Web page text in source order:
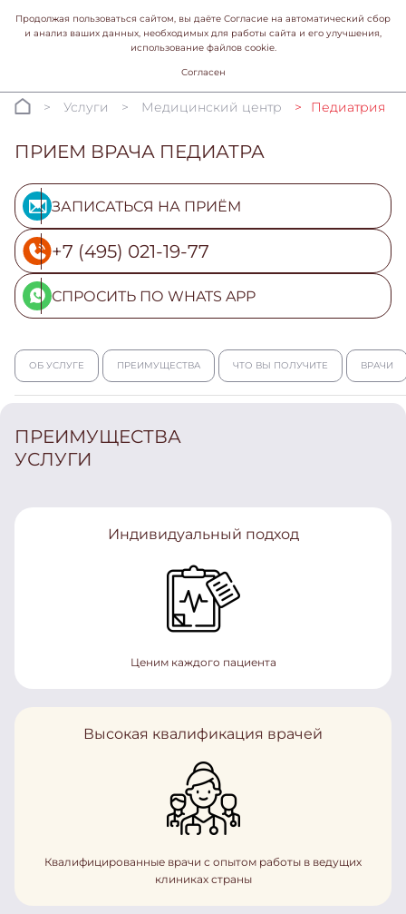
Услуги Медицинский центр Педиатрия
ПРИЕМ ВРАЧА ПЕДИАТРА
ЗАПИСАТЬСЯ НА ПРИЁМ
+7 (495) 021-19-77
СПРОСИТЬ ПО WHATS APP
ОБ УСЛУГЕ ПРЕИМУЩЕСТВА ЧТО ВЫ ПОЛУЧИТЕ ВРАЧИ
ПРЕИМУЩЕСТВА
УСЛУГИ
Индивидуальный подход
Ценим каждого пациента
Высокая квалификация врачей
Квалифицированные врачи с опытом работы в ведущих
клиниках страны
Продолжая пользоваться сайтом, вы даёте Согласие на автоматический сбор
и анализ ваших данных, необходимых для работы сайта и его улучшения,
использование файлов cookie.
Согласен